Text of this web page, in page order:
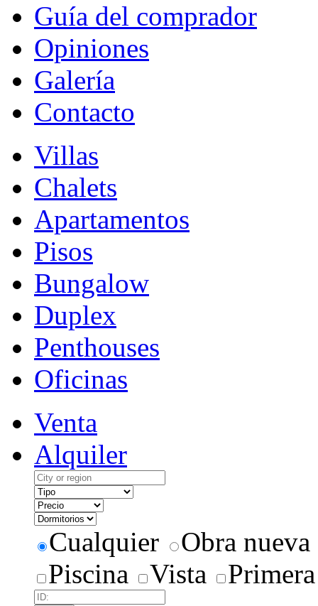
Guía del comprador
Opiniones
Galería
Contacto
Villas
Chalets
Apartamentos
Pisos
Bungalow
Duplex
Penthouses
Oficinas
Venta
Alquiler
Cualquier
Obra nueva
Piscina
Vista